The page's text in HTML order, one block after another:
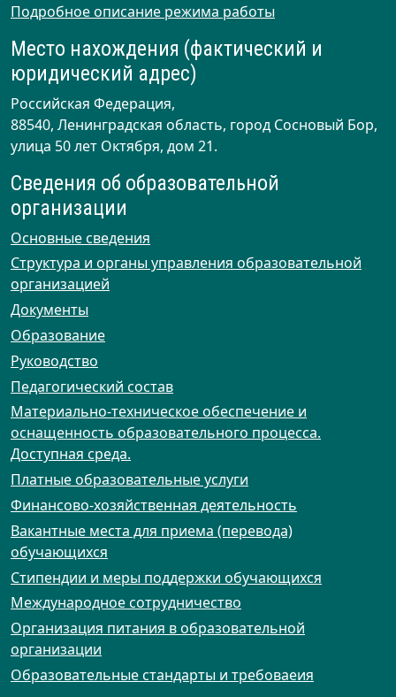
Подробное описание режима работы
Место нахождения (фактический и
юридический адрес)
Российская Федерация,
88540, Ленинградская область, город Сосновый Бор,
улица 50 лет Октября, дом 21.
Сведения об образовательной
организации
Основные сведения
Структура и органы управления образовательной
организацией
Документы
Образование
Руководство
Педагогический состав
Материально-техническое обеспечение и
оснащенность образовательного процесса.
Доступная среда.
Платные образовательные услуги
Финансово-хозяйственная деятельность
Вакантные места для приема (перевода)
обучающихся
Стипендии и меры поддержки обучающихся
Международное сотрудничество
Организация питания в образовательной
организации
Образовательные стандарты и требоваеия